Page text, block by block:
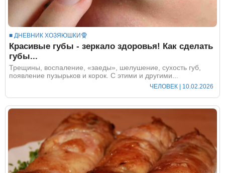
■ ДНЕВНИК ХОЗЯЮШКИ🧕
Красивые губы - зеркало здоровья! Как сделать
губы...
Трещины, воспаление, «заеды», шелушение, сухость губ,
появление пузырьков и корок. С этими и другими...
ЧЕЛОВЕК | 10.02.2026